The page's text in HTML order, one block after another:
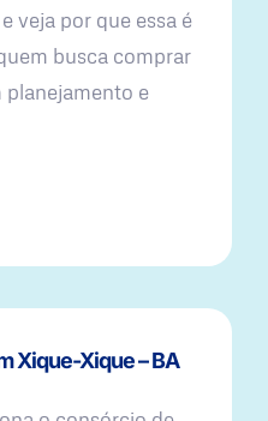
veja por que essa é
busca comprar
e
Xique-Xique – BA